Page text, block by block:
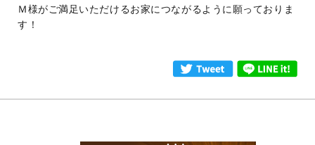
Ｍ様がご満足いただけるお家につながるように願っておりま
す！